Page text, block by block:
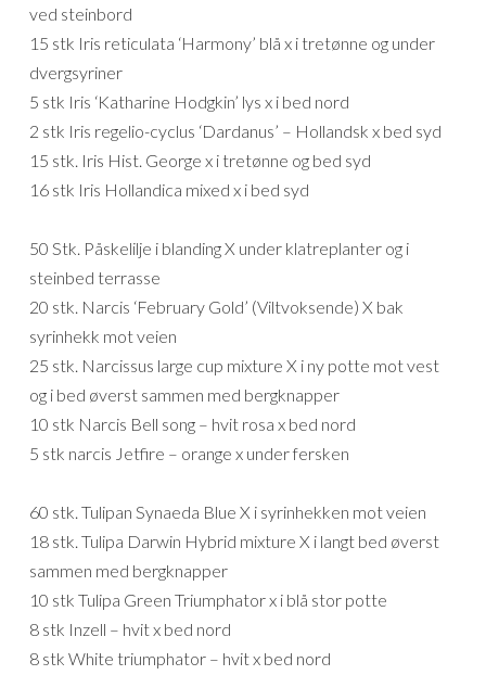
ved steinbord
15 stk Iris reticulata ‘Harmony’ blå x i tretønne og under
dvergsyriner
5 stk Iris ‘Katharine Hodgkin’ lys x i bed nord
2 stk Iris regelio-cyclus ‘Dardanus’ – Hollandsk x bed syd
15 stk. Iris Hist. George x i tretønne og bed syd
16 stk Iris Hollandica mixed x i bed syd
50 Stk. Påskelilje i blanding X under klatreplanter og i
steinbed terrasse
20 stk. Narcis ‘February Gold’ (Viltvoksende) X bak
syrinhekk mot veien
25 stk. Narcissus large cup mixture X i ny potte mot vest
og i bed øverst sammen med bergknapper
10 stk Narcis Bell song – hvit rosa x bed nord
5 stk narcis Jetfire – orange x under fersken
60 stk. Tulipan Synaeda Blue X i syrinhekken mot veien
18 stk. Tulipa Darwin Hybrid mixture X i langt bed øverst
sammen med bergknapper
10 stk Tulipa Green Triumphator x i blå stor potte
8 stk Inzell – hvit x bed nord
8 stk White triumphator – hvit x bed nord